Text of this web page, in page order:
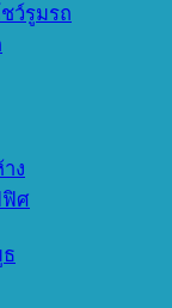
ว์รูมรถ
ง
ฟิศ